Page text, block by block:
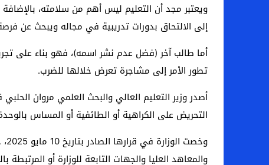
ويعتبر مجد أن التعليم ليس أهم من سلامته،
إلى الالتحاق بدورات تدريبية في مجاله ويبحث عن
أما طالب آخر (فضل عدم نشر اسمه)، فهو بناء على
تطور الأمر إلى مشاجرة تعرض خلالها للضرب.
أصدر وزير التعليم العالي والبحث العلمي مروان
التحريض على الكراهية أو الطائفية أو المساس
والمعاهد العليا والجهات التابعة للوزارة أو المرتبطة